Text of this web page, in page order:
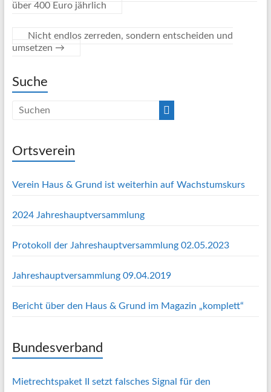
über 400 Euro jährlich
Nicht endlos zerreden, sondern entscheiden und
umsetzen →
Suche
Ortsverein
Verein Haus & Grund ist weiterhin auf Wachstumskurs
2024 Jahreshauptversammlung
Protokoll der Jahreshauptversammlung 02.05.2023
Jahreshauptversammlung 09.04.2019
Bericht über den Haus & Grund im Magazin „komplett“
Bundesverband
Mietrechtspaket II setzt falsches Signal für den